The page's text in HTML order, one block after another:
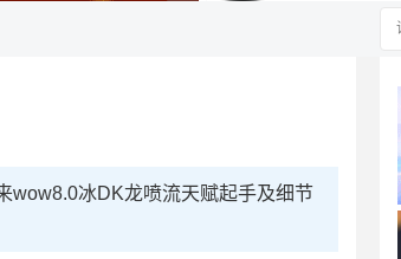
wow8.0冰DK龙喷流天赋起手及细节